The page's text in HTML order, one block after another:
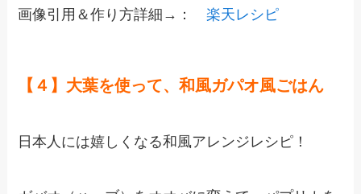
画像引用＆作り方詳細→：楽天レシピ
【４】大葉を使って、和風ガパオ風ごはん
日本人には嬉しくなる和風アレンジレシピ！